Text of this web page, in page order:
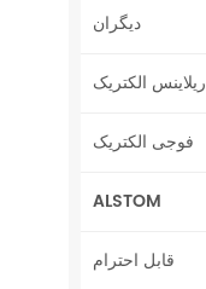
دیگران
ریلاینس الکتریک
فوجی الکتریک
ALSTOM
قابل احترام